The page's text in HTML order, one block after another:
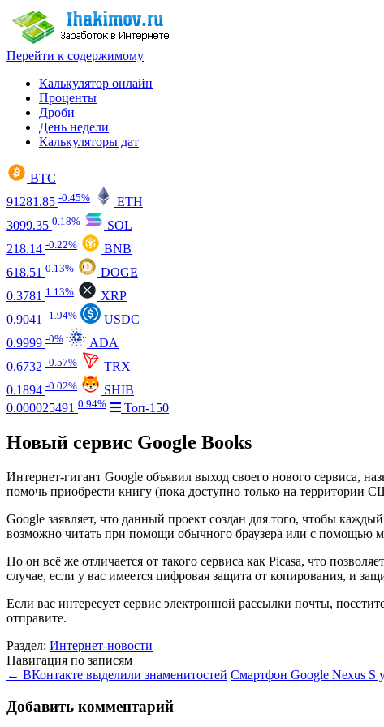
Перейти к содержимому
Калькулятор онлайн
Проценты
Дроби
День недели
Калькуляторы дат
BTC
91281.85 -0.45%
ETH
3099.35 0.18%
SOL
218.14 -0.22%
BNB
618.51 0.13%
DOGE
0.3781 1.13%
XRP
0.9041 -1.94%
USDC
0.9999 -0%
ADA
0.6732 -0.57%
TRX
0.1894 -0.02%
SHIB
0.000025491 0.94% Топ-150
Новый сервис Google Books
Интернет-гигант Google объявил выход своего нового сервиса,
помочь приобрести книгу (пока доступно только на территории
Google заявляет, что данный проект создан для того, чтобы
возможно читать при помощи обычного браузера или с помощью
Но он всё же отличается от такого сервиса как Picasa, что
случае, если у вас имеется цифровая защита от копирования, и
Если вас интересует сервис электронной рассылки почты,
отправите.
Раздел: Интернет-новости
Навигация по записям
← ВКонтакте выделили знаменитостей Смартфон Google Nexus S
Добавить комментарий